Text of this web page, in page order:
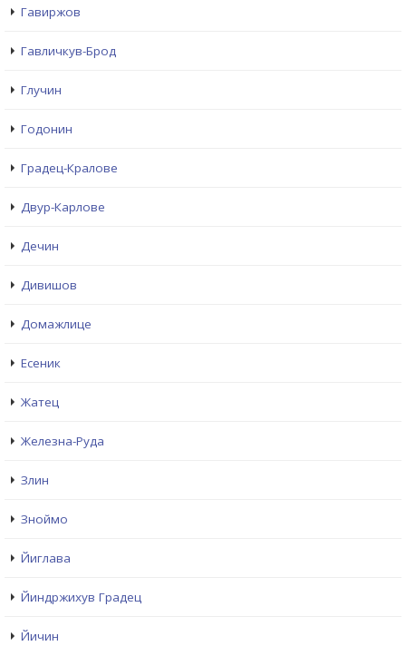
Гавиржов
Гавличкув-Брод
Глучин
Годонин
Градец-Кралове
Двур-Карлове
Дечин
Дивишов
Домажлице
Есеник
Жатец
Железна-Руда
Злин
Зноймо
Йиглава
Йиндржихув Градец
Йичин